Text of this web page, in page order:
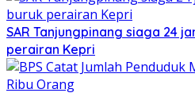
SAR Tanjungpinang siaga 24
perairan Kepri